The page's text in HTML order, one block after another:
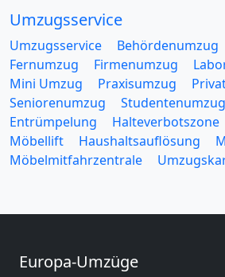
Umzugsservice
Umzugsservice Behördenumzug
Fernumzug
Firmenumzug
Mini Umzug
Praxisumzug
Seniorenumzug
Studentenumzug
Entrümpelung
Halteverbotszone
Möbellift
Haushaltsauflösung
Möbelmitfahrzentrale
Europa-Umzüge